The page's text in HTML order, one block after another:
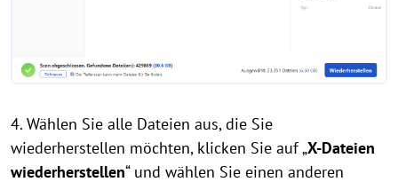
4. Wählen Sie alle Dateien aus, die Sie
wiederherstellen möchten, klicken Sie auf „X-Dateien
wiederherstellen“ und wählen Sie einen anderen